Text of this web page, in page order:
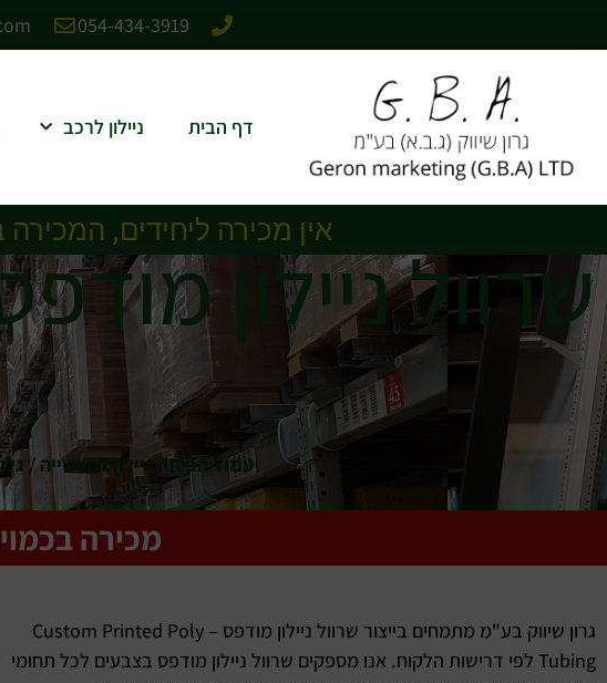
054-434-3919
דף הבית ניילון לרכב
אין מכירה ליחידים,
עמוד הבית/ניילון לתעשייה /
מכירה
גרון שיווק בע"מ מתמחים בייצור שרוול ניילון מודפס – Custom Printed Poly
Tubing לפי דרישות הלקוח. אנו מספקים שרוול ניילון מודפס בצבעים לכל תחומי